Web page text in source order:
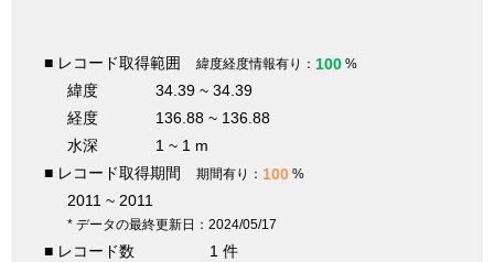
■ レコード取得範囲 緯度経度情報有り： 100 %
緯度
34.39 ~ 34.39
経度
136.88 ~ 136.88
水深
1 ~ 1 m
■ レコード取得期間
期間有り： 100 %
2011 ~ 2011
* データの最終更新日：2024/05/17
■ レコード数
1 件